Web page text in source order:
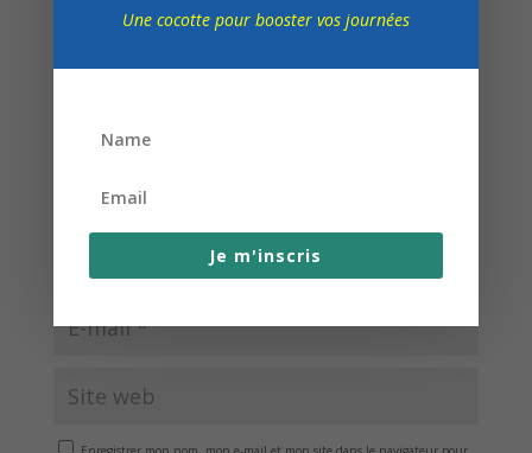
Une cocotte pour booster vos journées
Je m'inscris